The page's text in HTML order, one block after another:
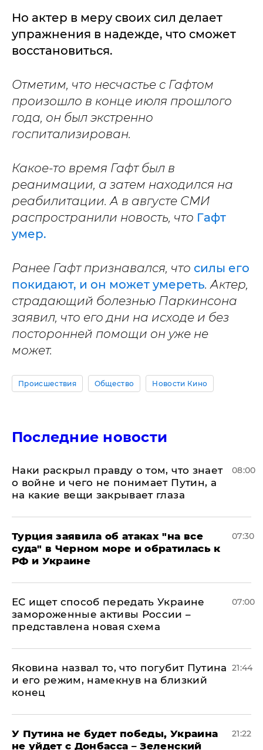
Но актер в меру своих сил делает
упражнения в надежде, что сможет
восстановиться.
Отметим, что несчастье с Гафтом
произошло в конце июля прошлого
года, он был экстренно
госпитализирован.
Какое-то время Гафт был в
реанимации, а затем находился на
реабилитации. А в августе СМИ
распространили новость, что Гафт
умер.
Ранее Гафт признавался, что силы его
покидают, и он может умереть. Актер,
страдающий болезнью Паркинсона
заявил, что его дни на исходе и без
посторонней помощи он уже не
может.
Происшествия Общество Новости Кино
Последние новости
Наки раскрыл правду о том, что знает
о войне и чего не понимает Путин, а
на какие вещи закрывает глаза
08:00
Турция заявила об атаках "на все
суда" в Черном море и обратилась к
РФ и Украине
07:30
ЕС ищет способ передать Украине
замороженные активы России –
представлена новая схема
07:00
Яковина назвал то, что погубит Путина
и его режим, намекнув на близкий
конец
21:44
У Путина не будет победы, Украина
не уйдет с Донбасса – Зеленский
21:22